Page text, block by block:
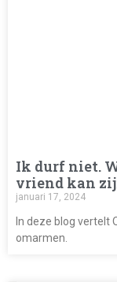
Ik durf niet.
vriend kan
januari 17, 2024
In deze blog vertelt
omarmen.